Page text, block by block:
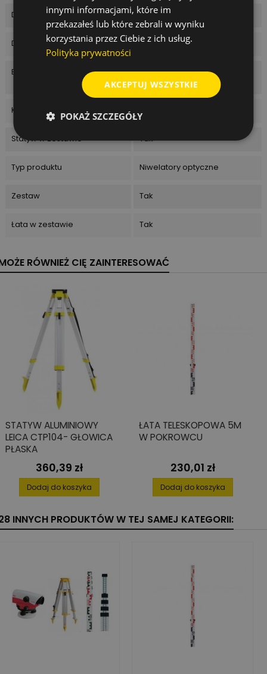
Dokładność niwelacji 2,0 mm
Długość łaty w zestawie 5 m
Elementy zestawu
statyw, łata, łata 5 m,
certyfikat
Klasa szczelności
Statyw w zestawie Tak
Typ produktu Niwelatory optyczne
Zestaw Tak
Łata w zestawie Tak
RÓWNIEŻ CIĘ ZAINTERESOWAĆ
STATYW ALUMINIOWY
LEICA CTP104- GŁOWICA
PŁASKA
Cena
360,39 zł
Dodaj do koszyka
ŁATA TELESKOPOWA 5M
W POKROWCU
Cena
230,01 zł
Dodaj do koszyka
INNYCH PRODUKTÓW W TEJ SAMEJ KATEGORII:
innymi informacjami, które im
przekazałeś lub które zebrali w wyniku
korzystania przez Ciebie z ich usług.
Polityka prywatności
AKCEPTUJ WSZYSTKIE
POKAŻ SZCZEGÓŁY